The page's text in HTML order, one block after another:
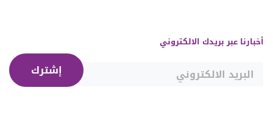
أخبارنا عبر بريدك الالكتروني
إشترك